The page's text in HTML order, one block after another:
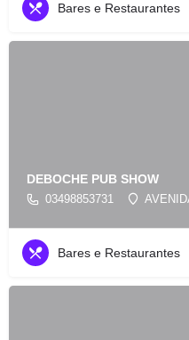
Bares e Restaurantes
DEBOCHE PUB SHOW
03498853731
Bares e Restaurantes